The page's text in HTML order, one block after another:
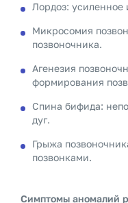
Лордоз: усиленное
Микросомия
позвоночника.
Агенезия
формирования
Спина бифида:
дуг.
Грыжа
позвонками.
Симптомы аномалий